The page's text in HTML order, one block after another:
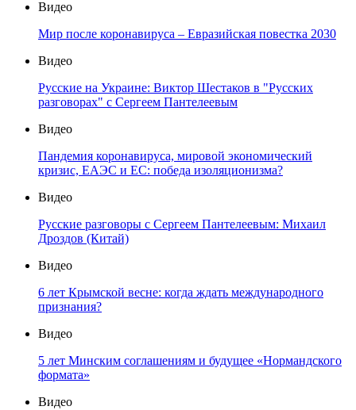
Видео
Мир после коронавируса – Евразийская повестка 2030
Видео
Русские на Украине: Виктор Шестаков в "Русских
разговорах" с Сергеем Пантелеевым
Видео
Пандемия коронавируса, мировой экономический
кризис, ЕАЭС и ЕС: победа изоляционизма?
Видео
Русские разговоры с Сергеем Пантелеевым: Михаил
Дроздов (Китай)
Видео
6 лет Крымской весне: когда ждать международного
признания?
Видео
5 лет Минским соглашениям и будущее «Нормандского
формата»
Видео